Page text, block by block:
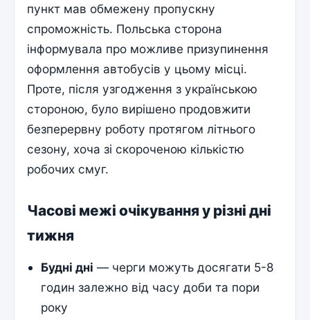
пункт мав обмежену пропускну
спроможність. Польська сторона
інформувала про можливе призупинення
оформлення автобусів у цьому місці.
Проте, після узгодження з українською
стороною, було вирішено продовжити
безперервну роботу протягом літнього
сезону, хоча зі скороченою кількістю
робочих смуг.
Часові межі очікування у різні дні
тижня
Будні дні — черги можуть досягати 5-8
годин залежно від часу доби та пори
року